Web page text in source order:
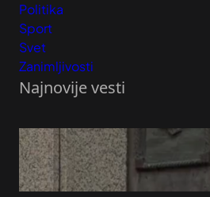
Politika
Sport
Svet
Zanimljivosti
Najnovije vesti